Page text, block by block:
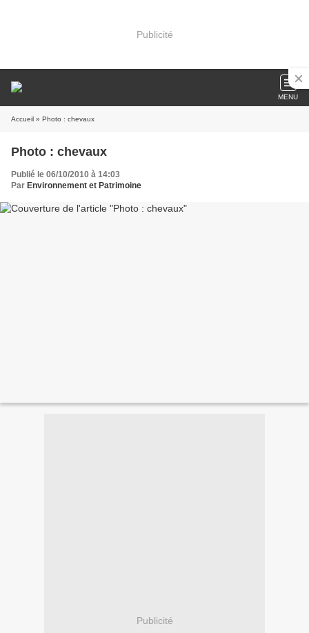
Publicité
MENU
Accueil » Photo : chevaux
Photo : chevaux
Publié le 06/10/2010 à 14:03
Par Environnement et Patrimoine
Publicité